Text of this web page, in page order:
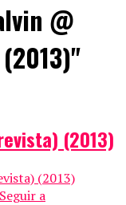
@
(2013)
(2013)
a